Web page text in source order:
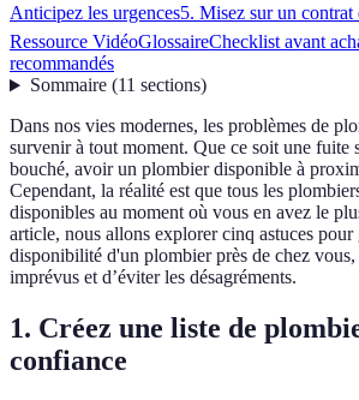
Anticipez les urgences5. Misez sur un contrat
Ressource VidéoGlossaireChecklist avant
recommandés
Sommaire(11 sections)
Dans nos vies modernes, les problèmes de
survenir à tout moment. Que ce soit une fuite
bouché, avoir un plombier disponible à
Cependant, la réalité est que tous les
disponibles au moment où vous en avez le
article, nous allons explorer cinq astuces pour
disponibilité d'un plombier près de chez
imprévus et d’éviter les désagréments.
1. Créez une liste de
confiance